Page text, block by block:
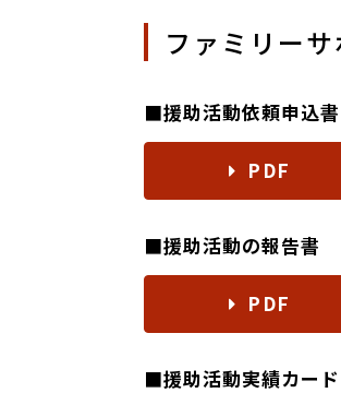
ファミリー
■援助活動依頼申込書
PDF
■援助活動の報告書
PDF
■援助活動実績カード